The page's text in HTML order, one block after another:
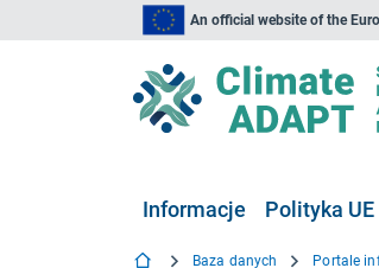
An official website of the
Informacje Polityka UE
Baza danych Portale